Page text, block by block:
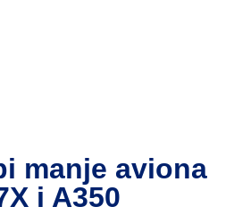
manje aviona
i A350